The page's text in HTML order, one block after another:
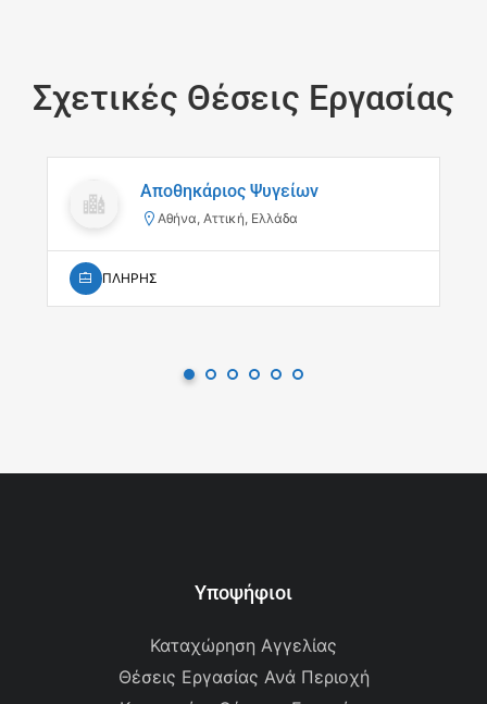
Σχετικές Θέσεις Εργασίας
Αποθηκάριος Ψυγείων
Αθήνα, Αττική, Ελλάδα
ΠΛΗΡΗΣ
Υποψήφιοι
Καταχώρηση Αγγελίας
Θέσεις Εργασίας Ανά Περιοχή